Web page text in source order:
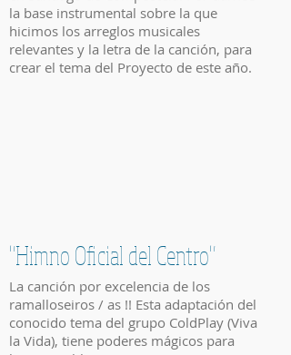
la base instrumental sobre la que
hicimos los arreglos musicales
relevantes y la letra de la canción, para
crear el tema del Proyecto de este año.
"Himno Oficial del Centro"
La canción por excelencia de los
ramalloseiros / as !! Esta adaptación del
conocido tema del grupo ColdPlay (Viva
la Vida), tiene poderes mágicos para